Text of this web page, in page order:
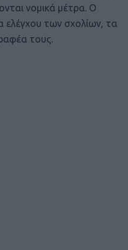
νομικά μέτρα. Ο
ελέγχου των σχολίων, τα
τους.